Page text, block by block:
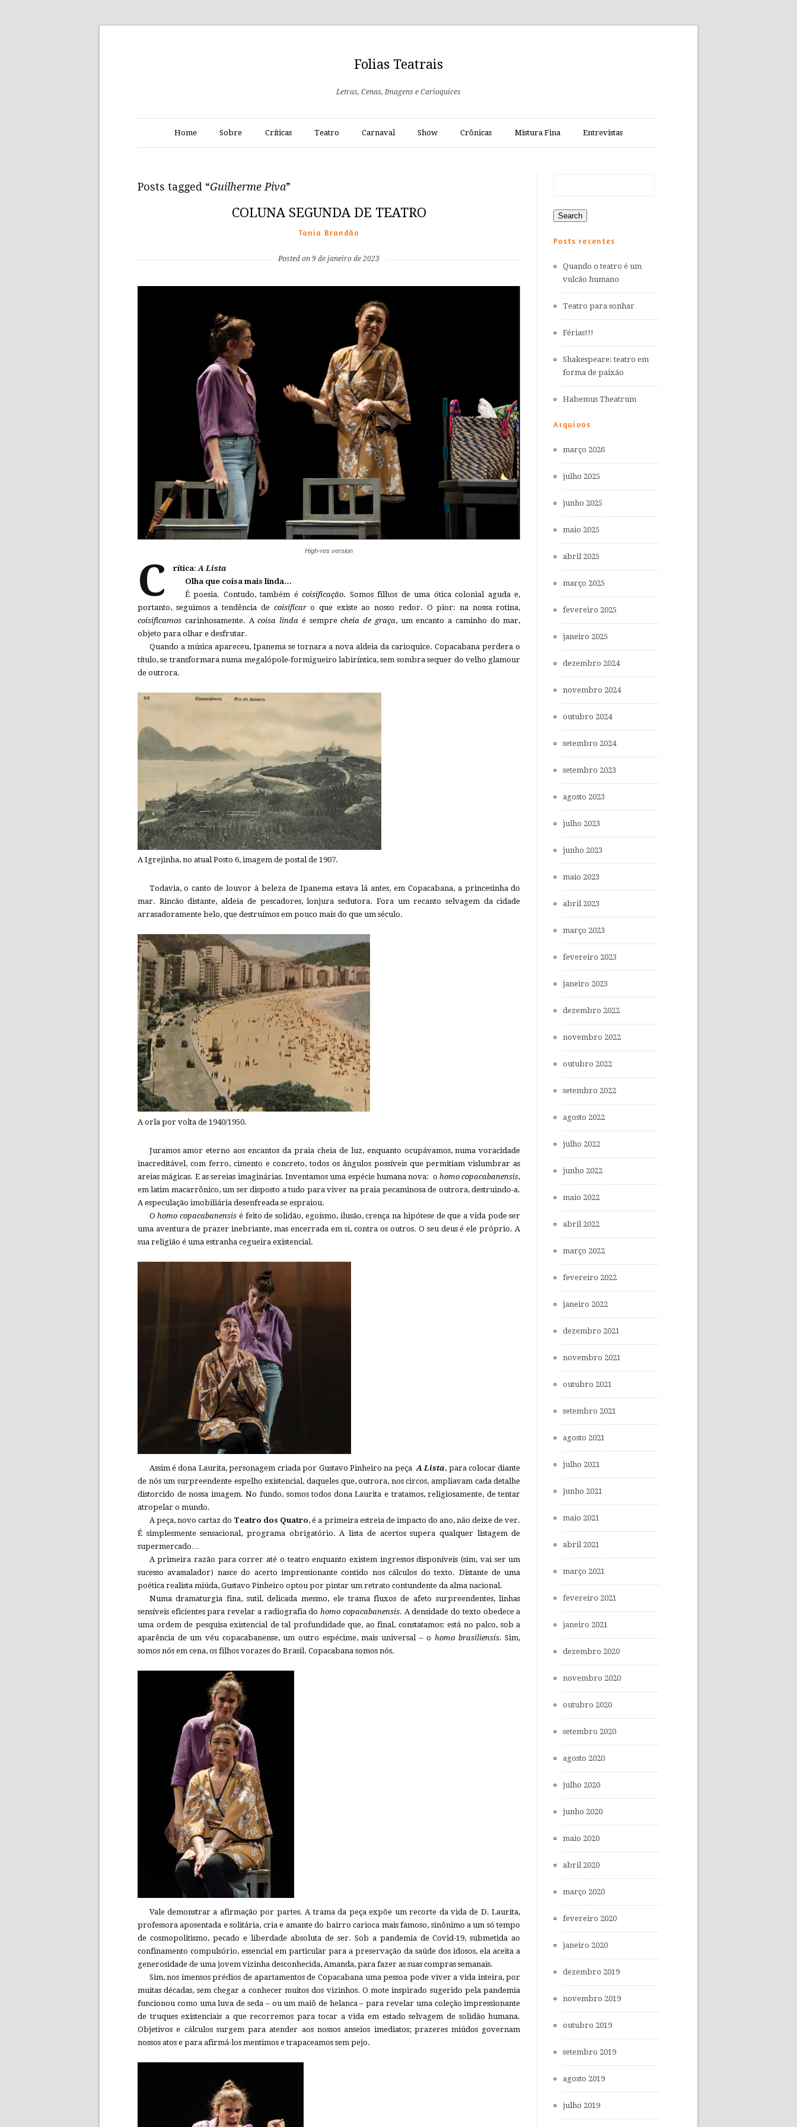
Folias Teatrais
Letras, Cenas, Imagens e Carioquices
Home Sobre Críticas Teatro Carnaval Show Crônicas Mistura Fina Entrevistas
Posts tagged “Guilherme Piva”
COLUNA SEGUNDA DE TEATRO
Tania Brandão
Posted on 9 de janeiro de 2023
High-res version
C rítica: A Lista
Olha que coisa mais linda…
É poesia. Contudo, também écoisificação. Somos filhos de uma ótica colonial aguda e,
portanto, seguimos a tendência de coisificaro que existe ao nosso redor. O pior: na nossa rotina,
coisificamos carinhosamente. Acoisa linda é semprecheia de graça, um encanto a caminho do mar,
objeto para olhar e desfrutar.
Quando a música apareceu, Ipanema se tornara a nova aldeia da carioquice. Copacabana perdera o
título, se transformara numa megalópole-formigueiro labiríntica, sem sombra sequer do velho glamour
de outrora.
A Igrejinha, no atual Posto 6, imagem de postal de 1907.
Todavia, o canto de louvor à beleza de Ipanema estava lá antes, em Copacabana, a princesinha do
mar. Rincão distante, aldeia de pescadores, lonjura sedutora. Fora um recanto selvagem da cidade
arrasadoramente belo, que destruímos em pouco mais do que um século.
A orla por volta de 1940/1950.
Juramos amor eterno aos encantos da praia cheia de luz, enquanto ocupávamos, numa voracidade
inacreditável, com ferro, cimento e concreto, todos os ângulos possíveis que permitiam vislumbrar as
areias mágicas. E as sereias imaginárias. Inventamos uma espécie humana nova: ohomo copacabanensis,
em latim macarrônico, um ser disposto a tudo para viver na praia pecaminosa de outrora, destruindo-a.
A especulação imobiliária desenfreada se espraiou.
Ohomo copacabanensis é feito de solidão, egoísmo, ilusão, crença na hipótese de que a vida pode ser
uma aventura de prazer inebriante, mas encerrada em si, contra os outros. O seu deus é ele próprio. A
sua religião é uma estranha cegueira existencial.
Assim é dona Laurita, personagem criada por Gustavo Pinheiro na peça A Lista, para colocar diante
de nós um surpreendente espelho existencial, daqueles que, outrora, nos circos, ampliavam cada detalhe
distorcido de nossa imagem. No fundo, somos todos dona Laurita e tratamos, religiosamente, de tentar
atropelar o mundo.
A peça, novo cartaz do Teatro dos Quatro, é a primeira estreia de impacto do ano, não deixe de ver.
É simplesmente sensacional, programa obrigatório. A lista de acertos supera qualquer listagem de
supermercado…
A primeira razão para correr até o teatro enquanto existem ingressos disponíveis (sim, vai ser um
sucesso avassalador) nasce do acerto impressionante contido nos cálculos do texto. Distante de uma
poética realista miúda, Gustavo Pinheiro optou por pintar um retrato contundente da alma nacional.
Numa dramaturgia fina, sutil, delicada mesmo, ele trama fluxos de afeto surpreendentes, linhas
sensíveis eficientes para revelar a radiografia dohomo copacabanensis. A densidade do texto obedece a
uma ordem de pesquisa existencial de tal profundidade que, ao final, constatamos: está no palco, sob a
aparência de um véu copacabanense, um outro espécime, mais universal – ohomo brasiliensis. Sim,
somos nós em cena, os filhos vorazes do Brasil. Copacabana somos nós.
Vale demonstrar a afirmação por partes. A trama da peça expõe um recorte da vida de D. Laurita,
professora aposentada e solitária, cria e amante do bairro carioca mais famoso, sinônimo a um só tempo
de cosmopolitismo, pecado e liberdade absoluta de ser. Sob a pandemia de Covid-19, submetida ao
confinamento compulsório, essencial em particular para a preservação da saúde dos idosos, ela aceita a
generosidade de uma jovem vizinha desconhecida, Amanda, para fazer as suas compras semanais.
Sim, nos imensos prédios de apartamentos de Copacabana uma pessoa pode viver a vida inteira, por
muitas décadas, sem chegar a conhecer muitos dos vizinhos. O mote inspirado sugerido pela pandemia
funcionou como uma luva de seda – ou um maiô de helanca – para revelar uma coleção impressionante
de truques existenciais a que recorremos para tocar a vida em estado selvagem de solidão humana.
Objetivos e cálculos surgem para atender aos nossos anseios imediatos; prazeres miúdos governam
nossos atos e para afirmá-los mentimos e trapaceamos sem pejo.
Posts recentes
Quando o teatro é um
vulcão humano
Teatro para sonhar
Férias!!!
Shakespeare: teatro em
forma de paixão
Habemus Theatrum
Arquivos
março 2026
julho 2025
junho 2025
maio 2025
abril 2025
março 2025
fevereiro 2025
janeiro 2025
dezembro 2024
novembro 2024
outubro 2024
setembro 2024
setembro 2023
agosto 2023
julho 2023
junho 2023
maio 2023
abril 2023
março 2023
fevereiro 2023
janeiro 2023
dezembro 2022
novembro 2022
outubro 2022
setembro 2022
agosto 2022
julho 2022
junho 2022
maio 2022
abril 2022
março 2022
fevereiro 2022
janeiro 2022
dezembro 2021
novembro 2021
outubro 2021
setembro 2021
agosto 2021
julho 2021
junho 2021
maio 2021
abril 2021
março 2021
fevereiro 2021
janeiro 2021
dezembro 2020
novembro 2020
outubro 2020
setembro 2020
agosto 2020
julho 2020
junho 2020
maio 2020
abril 2020
março 2020
fevereiro 2020
janeiro 2020
dezembro 2019
novembro 2019
outubro 2019
setembro 2019
agosto 2019
julho 2019